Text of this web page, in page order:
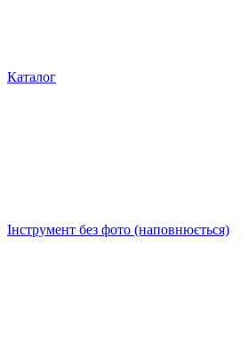
Каталог
Інструмент без фото (наповнюється)